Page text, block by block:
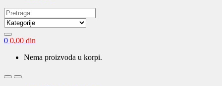
Search
for:
0 0,00 din
Nema proizvoda u korpi.
OpenClose